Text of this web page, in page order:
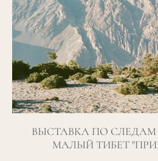
ВЫСТАВКА ПО
МАЛЫЙ ТИБЕТ